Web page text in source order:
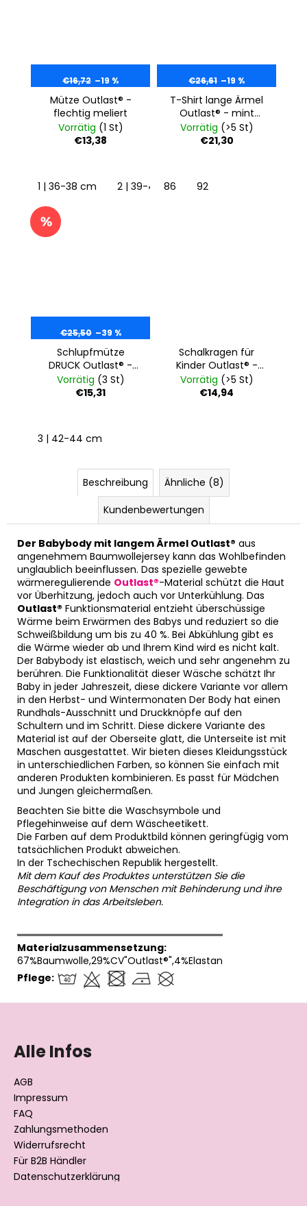
€16,72 –19 %
Mütze Outlast® -
flechtig meliert
Vorrätig (1 St)
€13,38
1 | 36-38 cm 2 | 39-41 cm 3 | 42-44 cm
€26,61 –19 %
T-Shirt lange Ärmel
Outlast® - mint
meliert
Vorrätig (>5 St)
€21,30
86 92
€25,50 –39 %
Schlupfmütze
DRUCK Outlast® -
mint meliert
Eukalyptus
Vorrätig (3 St)
€15,31
3 | 42-44 cm
Schalkragen für
Kinder Outlast® -
flechtig meliert
Vorrätig (>5 St)
€14,94
Beschreibung
Ähnliche (8)
Kundenbewertungen
Der Babybody mit langem Ärmel Outlast® aus
angenehmem Baumwollejersey kann das Wohlbefinden
unglaublich beeinflussen. Das spezielle gewebte
wärmeregulierende Outlast®-Material schützt die Haut
vor Überhitzung, jedoch auch vor Unterkühlung. Das
Outlast® Funktionsmaterial entzieht überschüssige
Wärme beim Erwärmen des Babys und reduziert so die
Schweißbildung um bis zu 40 %. Bei Abkühlung gibt es
die Wärme wieder ab und Ihrem Kind wird es nicht kalt.
Der Babybody ist elastisch, weich und sehr angenehm zu
berühren. Die Funktionalität dieser Wäsche schätzt Ihr
Baby in jeder Jahreszeit, diese dickere Variante vor allem
in den Herbst- und Wintermonaten Der Body hat einen
Rundhals-Ausschnitt und Druckknöpfe auf den
Schultern und im Schritt. Diese dickere Variante des
Material ist auf der Oberseite glatt, die Unterseite ist mit
Maschen ausgestattet. Wir bieten dieses Kleidungsstück
in unterschiedlichen Farben, so können Sie einfach mit
anderen Produkten kombinieren. Es passt für Mädchen
und Jungen gleichermaßen.
Beachten Sie bitte die Waschsymbole und
Pflegehinweise auf dem Wäscheetikett.
Die Farben auf dem Produktbild können geringfügig vom
tatsächlichen Produkt abweichen.
In der Tschechischen Republik hergestellt.
Mit dem Kauf des Produktes unterstützen Sie die
Beschäftigung von Menschen mit Behinderung und ihre
Integration in das Arbeitsleben.
══════════════════════════════
Materialzusammensetzung:
67%Baumwolle,29%CV"Outlast®",4%Elastan
Pflege:
F
Alle Infos
AGB
Impressum
FAQ
Zahlungsmethoden
Widerrufsrecht
Für B2B Händler
Datenschutzerklärung